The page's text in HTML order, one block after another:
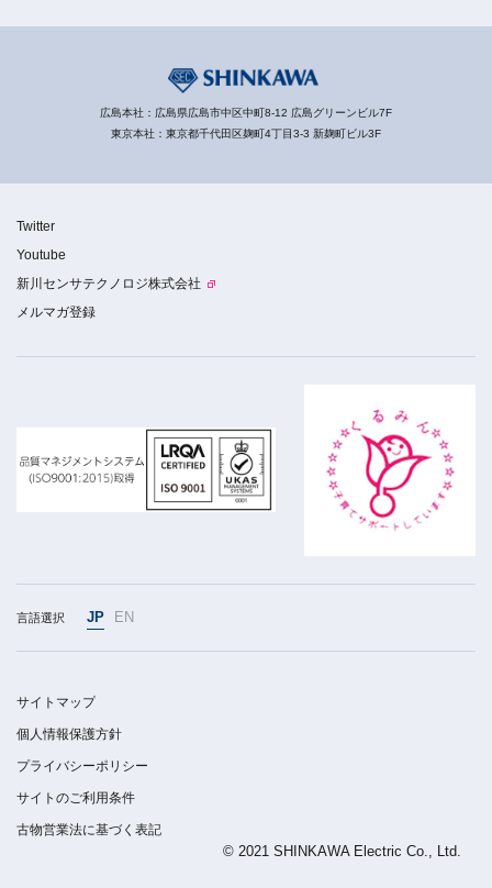
広島本社：広島県広島市中区中町8-12 広島グリーンビル7F
東京本社：東京都千代田区麹町4丁目3-3 新麹町ビル3F
Twitter
Youtube
新川センサテクノロジ株式会社
メルマガ登録
言語選択 JP EN
サイトマップ
個人情報保護方針
プライバシーポリシー
サイトのご利用条件
古物営業法に基づく表記
© 2021 SHINKAWA Electric Co., Ltd.